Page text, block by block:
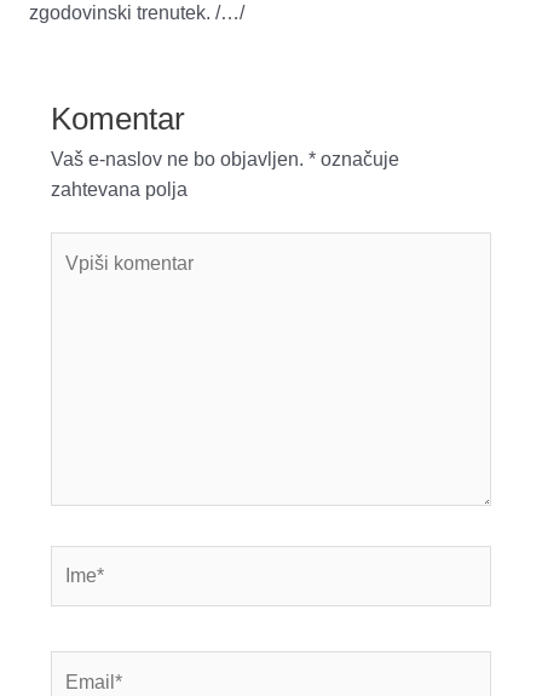
zgodovinski trenutek. /…/
Komentar
Vaš e-naslov ne bo objavljen. *označuje
zahtevana polja
komentar